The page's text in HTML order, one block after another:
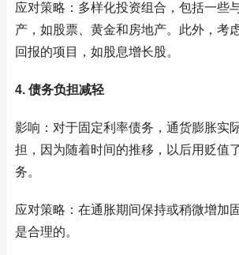
应对策略：多样化投资组合，包括一些
产，如股票、黄金和房地产。此外，考
回报的项目，如股息增长股。
4. 债务负担减轻
影响：对于固定利率债务，通货膨胀实
担，因为随着时间的推移，以后用贬值
务。
应对策略：在通胀期间保持或稍微增加
是合理的。